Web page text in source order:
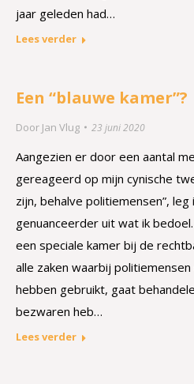
jaar geleden had…
Lees verder
Een “blauwe kamer”?
Door Jan Vlug 23 juni 2020
Aangezien er door een aantal
gereageerd op mijn cynische
zijn, behalve politiemensen”,
genuanceerder uit wat ik
een speciale kamer bij de
alle zaken waarbij
hebben gebruikt, gaat
bezwaren heb…
Lees verder